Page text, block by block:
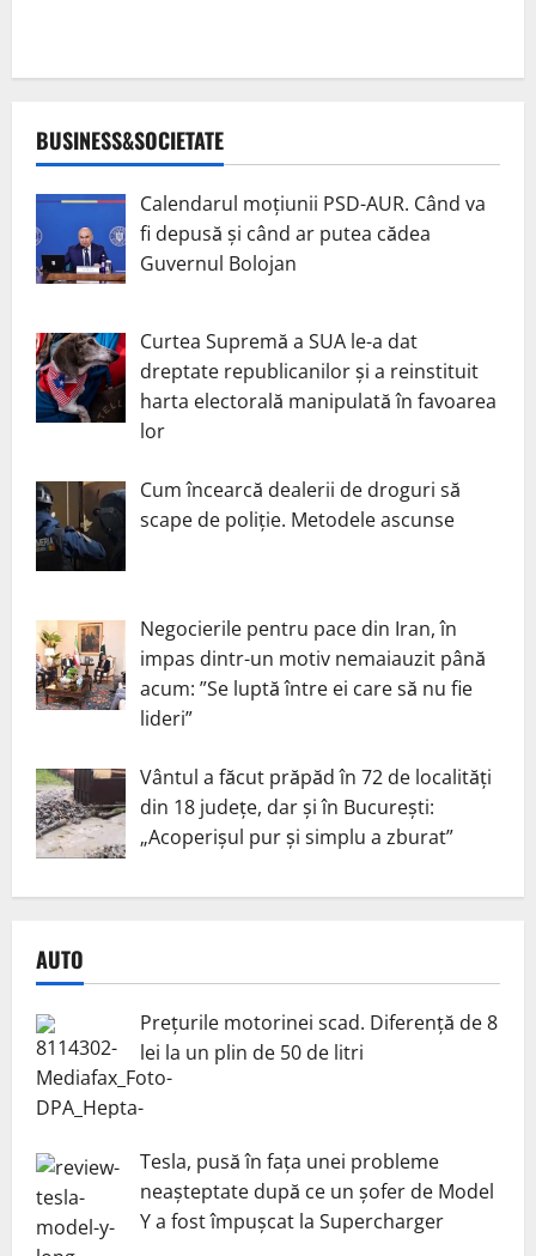
BUSINESS&SOCIETATE
Calendarul moțiunii PSD-AUR. Când va
fi depusă și când ar putea cădea
Guvernul Bolojan
Curtea Supremă a SUA le-a dat
dreptate republicanilor și a reinstituit
harta electorală manipulată în favoarea
lor
Cum încearcă dealerii de droguri să
scape de poliție. Metodele ascunse
Negocierile pentru pace din Iran, în
impas dintr-un motiv nemaiauzit până
acum: ”Se luptă între ei care să nu fie
lideri”
Vântul a făcut prăpăd în 72 de localități
din 18 județe, dar și în București:
„Acoperișul pur și simplu a zburat”
AUTO
Prețurile motorinei scad. Diferență de 8
lei la un plin de 50 de litri
Tesla, pusă în fața unei probleme
neașteptate după ce un șofer de Model
Y a fost împușcat la Supercharger